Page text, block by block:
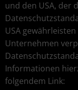
und den USA, der
USA
Unternehmen
Informationen
folgendem Link: